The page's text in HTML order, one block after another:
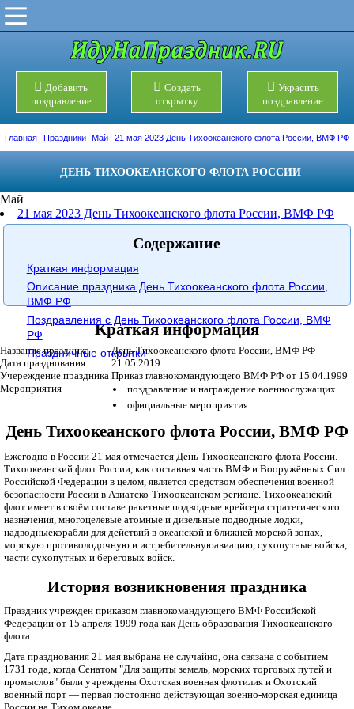
Добавить
поздравление
Создать
открытку
Украсить
поздравление
Главная Праздники Май 21 мая 2023 День Тихоокеанского флота России, ВМФ РФ
ДЕНЬ ТИХООКЕАНСКОГО ФЛОТА РОССИИ
Май
21 мая 2023 День Тихоокеанского флота России, ВМФ РФ
Содержание
Краткая информация
Описание праздника День Тихоокеанского флота России,
ВМФ РФ
Поздравления с День Тихоокеанского флота России, ВМФ
РФ
Праздничные открытки
Краткая информация
Название праздника
День Тихоокеанского флота России, ВМФ РФ
Дата празднования
21.05.2019
Учереждение праздника Приказ главнокомандующего ВМФ РФ от 15.04.1999
Мероприятия
поздравление и награждение военнослужащих
официальные мероприятия
День Тихоокеанского флота России, ВМФ РФ
Ежегодно в России 21 мая отмечается День Тихоокеанского флота России.
Тихоокеанский флот России, как составная часть ВМФ и Вооружённых Сил
Российской Федерации в целом, является средством обеспечения военной
безопасности России в Азиатско-Тихоокеанском регионе. Тихоокеанский
флот имеет в своём составе ракетные подводные крейсера стратегического
назначения, многоцелевые атомные и дизельные подводные лодки,
надводныекорабли для действий в океанской и ближней морской зонах,
морскую противолодочную и истребительнуюавиацию, сухопутные войска,
части сухопутных и береговых войск.
История возникновения праздника
Праздник учрежден приказом главнокомандующего ВМФ Российской
Федерации от 15 апреля 1999 года как День образования Тихоокеанского
флота.
Дата празднования 21 мая выбрана не случайно, она связана с событием
1731 года, когда Сенатом "Для защиты земель, морских торговых путей и
промыслов" были учреждены Охотская военная флотилия и Охотский
военный порт — первая постоянно действующая военно-морская единица